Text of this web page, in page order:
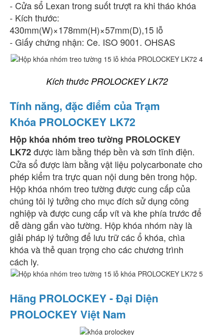
- Cửa sổ Lexan trong suốt trượt ra khi tháo khóa
- Kích thước:
430mm(W)×178mm(H)×57mm(D),15 lỗ
- Giấy chứng nhận: Ce. ISO 9001. OHSAS
Kích thước PROLOCKEY LK72
Tính năng, đặc điểm của Trạm
Khóa PROLOCKEY LK72
Hộp khóa nhóm treo tường PROLOCKEY
LK72được làm bằng thép bền và sơn tĩnh điện.
Cửa sổ được làm bằng vật liệu polycarbonate cho
phép kiểm tra trực quan nội dung bên trong hộp.
Hộp khóa nhóm treo tường được cung cấp của
chúng tôi lý tưởng cho mục đích sử dụng công
nghiệp và được cung cấp vít và khe phía trước để
dễ dàng gắn vào tường. Hộp khóa nhóm này là
giải pháp lý tưởng để lưu trữ các ổ khóa, chìa
khóa và thẻ quan trọng cho các chương trình
cách ly.
Hãng PROLOCKEY - Đại Diện
PROLOCKEY Việt Nam